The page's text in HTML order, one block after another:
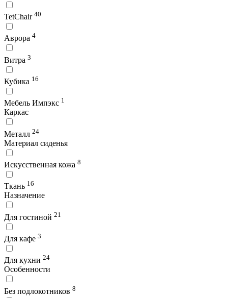
TetChair 40
Аврора 4
Витра 3
Кубика 16
Мебель Импэкс 1
Каркас
Металл 24
Материал сиденья
Искусственная кожа 8
Ткань 16
Назначение
Для гостиной 21
Для кафе 3
Для кухни 24
Особенности
Без подлокотников 8